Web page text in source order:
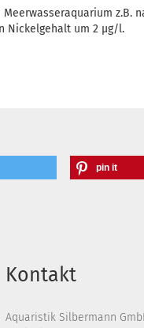
z.B.
Nickelgehalt um 2 µg/l.
pin it
Kontakt
Aquaristik Silbermann